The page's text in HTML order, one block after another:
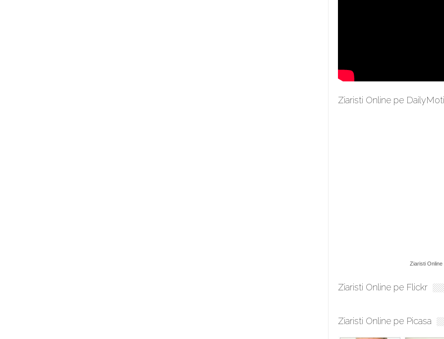
Ziaristi Online pe
Ziaristi Online
Ziaristi Online pe Flickr
Ziaristi Online pe Picasa